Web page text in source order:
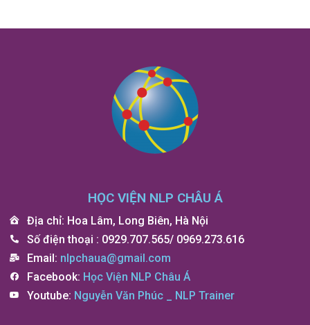
HỌC VIỆN NLP CHÂU Á
Địa chỉ: Hoa Lâm, Long Biên, Hà Nội
Số điện thoại : 0929.707.565/ 0969.273.616
Email: nlpchaua@gmail.com
Facebook: Học Viện NLP Châu Á
Youtube: Nguyễn Văn Phúc _ NLP Trainer